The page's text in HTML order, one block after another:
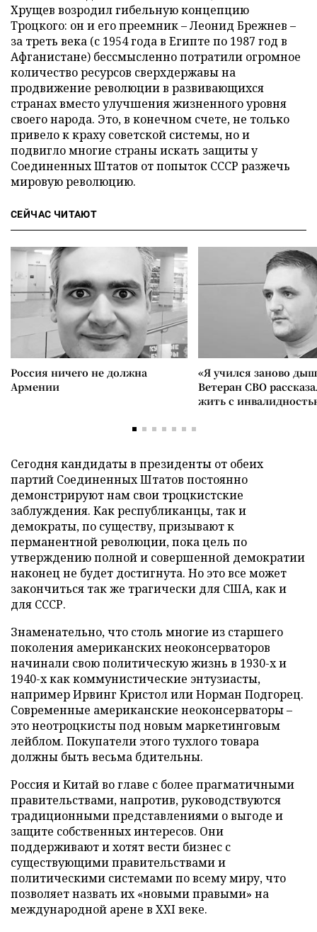
Хрущев возродил гибельную концепцию
Троцкого: он и его преемник – Леонид Брежнев –
за треть века (с 1954 года в Египте по 1987 год в
Афганистане) бессмысленно потратили огромное
количество ресурсов сверхдержавы на
продвижение революции в развивающихся
странах вместо улучшения жизненного уровня
своего народа. Это, в конечном счете, не только
привело к краху советской системы, но и
подвигло многие страны искать защиты у
Соединенных Штатов от попыток СССР разжечь
мировую революцию.
СЕЙЧАС ЧИТАЮТ
Россия ничего не должна
Армении
«Я учился заново
Ветеран СВО
жить с
Сегодня кандидаты в президенты от обеих
партий Соединенных Штатов постоянно
демонстрируют нам свои троцкистские
заблуждения. Как республиканцы, так и
демократы, по существу, призывают к
перманентной революции, пока цель по
утверждению полной и совершенной демократии
наконец не будет достигнута. Но это все может
закончиться так же трагически для США, как и
для СССР.
Знаменательно, что столь многие из старшего
поколения американских неоконсерваторов
начинали свою политическую жизнь в 1930-х и
1940-х как коммунистические энтузиасты,
например Ирвинг Кристол или Норман Подгорец.
Современные американские неоконсерваторы –
это неотроцкисты под новым маркетинговым
лейблом. Покупатели этого тухлого товара
должны быть весьма бдительны.
Россия и Китай во главе с более прагматичными
правительствами, напротив, руководствуются
традиционными представлениями о выгоде и
защите собственных интересов. Они
поддерживают и хотят вести бизнес с
существующими правительствами и
политическими системами по всему миру, что
позволяет назвать их «новыми правыми» на
международной арене в XXI веке.